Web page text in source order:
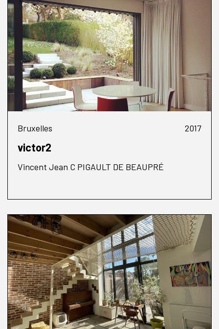
Bruxelles 2017
victor2
Vincent Jean C PIGAULT DE BEAUPRÉ